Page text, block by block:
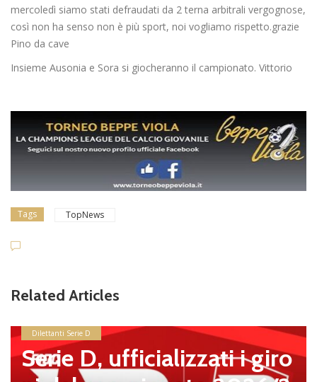
mercoledì siamo stati defraudati da 2 terna arbitrali vergognose,
così non ha senso non è più sport, noi vogliamo rispetto.grazie
Pino da cave
Insieme Ausonia e Sora si giocheranno il campionato. Vittorio
Tags TopNews
Related Articles
Dilettanti Serie D
Serie D, ufficializzati i giro